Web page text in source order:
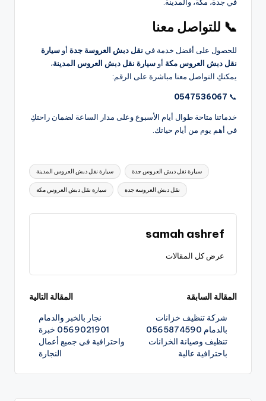
📞 للتواصل معنا
للحصول على أفضل خدمة في نقل دبش العروسة جدة أو سيارة
نقل دبش العروس مكة أو سيارة نقل دبش العروس المدينة،
يمكنكِ التواصل معنا مباشرة على الرقم:
📞
0547536067
خدماتنا متاحة طوال أيام الأسبوع وعلى مدار الساعة لضمان راحتكِ
في أهم يوم من أيام حياتك.
العلامات: سيارة نقل دبش العروس المدينة سيارة نقل دبش العروس جدة
سيارة نقل دبش العروس مكة نقل دبش العروسة جدة
samah ashref
عرض كل المقالات
تصفّح
المقالات
المقالة السابقة
شركة تنظيف خزانات
بالدمام 0565874590
تنظيف وصيانة الخزانات
باحترافية عالية
المقالة التالية
نجار بالخبر والدمام
0569021901 خبرة
واحترافية في جميع أعمال
النجارة